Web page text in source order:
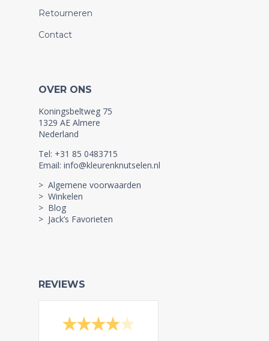
Retourneren
Contact
OVER ONS
Koningsbeltweg 75
1329 AE Almere
Nederland
Tel: +31 85 0483715
Email: info@kleurenknutselen.nl
> Algemene voorwaarden
> Winkelen
> Blog
> Jack’s Favorieten
REVIEWS